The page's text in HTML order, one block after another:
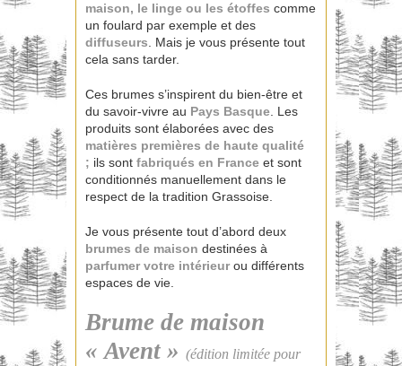
maison, le linge ou les étoffes comme
un foulard par exemple et des
diffuseurs. Mais je vous présente tout
cela sans tarder.
Ces brumes s’inspirent du bien-être et
du savoir-vivre au Pays Basque. Les
produits sont élaborées avec des
matières premières de haute qualité
; ils sont fabriqués en France et sont
conditionnés manuellement dans le
respect de la tradition Grassoise.
Je vous présente tout d’abord deux
brumes de maison destinées à
parfumer votre intérieur ou différents
espaces de vie.
Brume de maison
« Avent » (édition limitée pour